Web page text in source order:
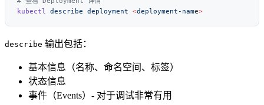
kubectl describe deployment <deployment-name
describe 输出包括：
基本信息（名称、命名空间、标签）
状态信息
事件（Events）- 对于调试非常有用